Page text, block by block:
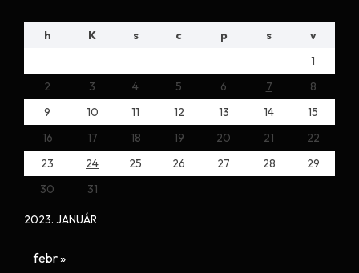
2023. JANUÁR
h K s c p s
v
1
2
3 4 5 6 7
8
9
10 11 12 13 14
15
16
17 18 19 20 21
22
23
24 25 26 27 28
29
30
31
febr »